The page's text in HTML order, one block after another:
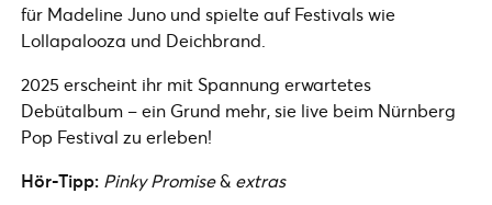
für Madeline Juno und spielte auf Festivals wie
Lollapalooza und Deichbrand.
2025 erscheint ihr mit Spannung erwartetes
Debütalbum – ein Grund mehr, sie live beim Nürnberg
Pop Festival zu erleben!
Hör-Tipp: Pinky Promise& extras